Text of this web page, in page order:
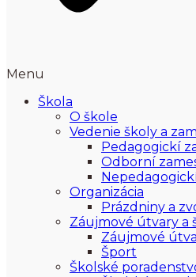
Menu
Škola
O škole
Vedenie školy a
Pedagogickí
Odborní
Organizácia
Prázdniny a
Záujmové útvary a
Záujmové
Šport
Školské